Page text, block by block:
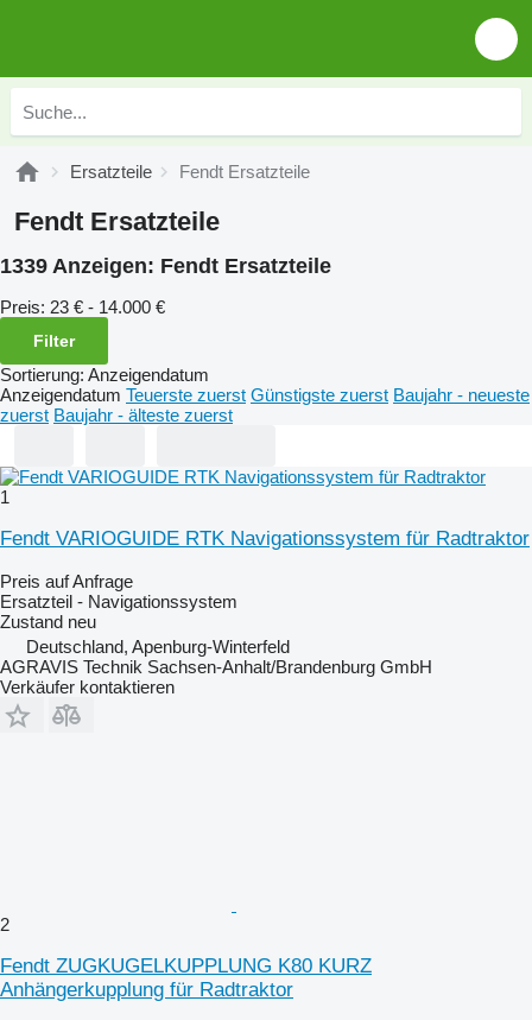
Ersatzteile Fendt Ersatzteile
Fendt Ersatzteile
1339 Anzeigen: Fendt Ersatzteile
Preis: 23 € - 14.000 €
Filter
Sortierung: Anzeigendatum
Anzeigendatum Teuerste zuerst Günstigste zuerst Baujahr - neueste
zuerst Baujahr - älteste zuerst
1
Fendt VARIOGUIDE RTK Navigationssystem für Radtraktor
Preis auf Anfrage
Ersatzteil - Navigationssystem
Zustand neu
Deutschland, Apenburg-Winterfeld
AGRAVIS Technik Sachsen-Anhalt/Brandenburg GmbH
Verkäufer kontaktieren
2
Fendt ZUGKUGELKUPPLUNG K80 KURZ
Anhängerkupplung für Radtraktor